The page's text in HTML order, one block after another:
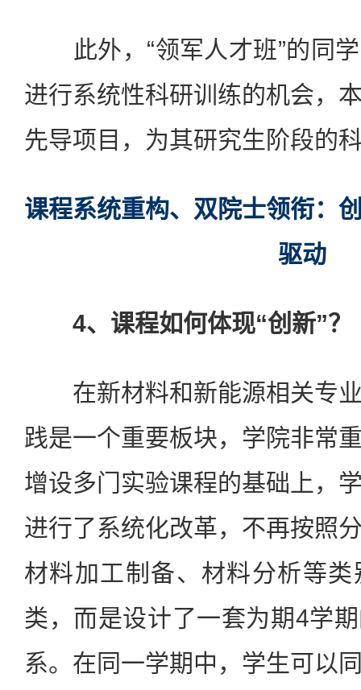
此外，“领军人才班”的同学
进行系统性科研训练的机会，
先导项目，为其研究生阶段的
课程系统重构、双院士领衔：
驱动
4、课程如何体现“创新”？
在新材料和新能源相关专业
践是一个重要板块，学院非常
增设多门实验课程的基础上，
进行了系统化改革，不再按照
材料加工制备、材料分析等
类，而是设计了一套为期4学
系。在同一学期中，学生可以